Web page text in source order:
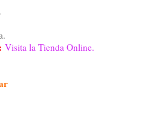
: Visita la Tienda Online.